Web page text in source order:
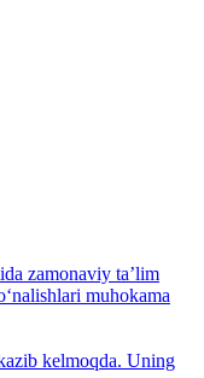
zamonaviy taʼlim
muhokama
kelmoqda. Uning